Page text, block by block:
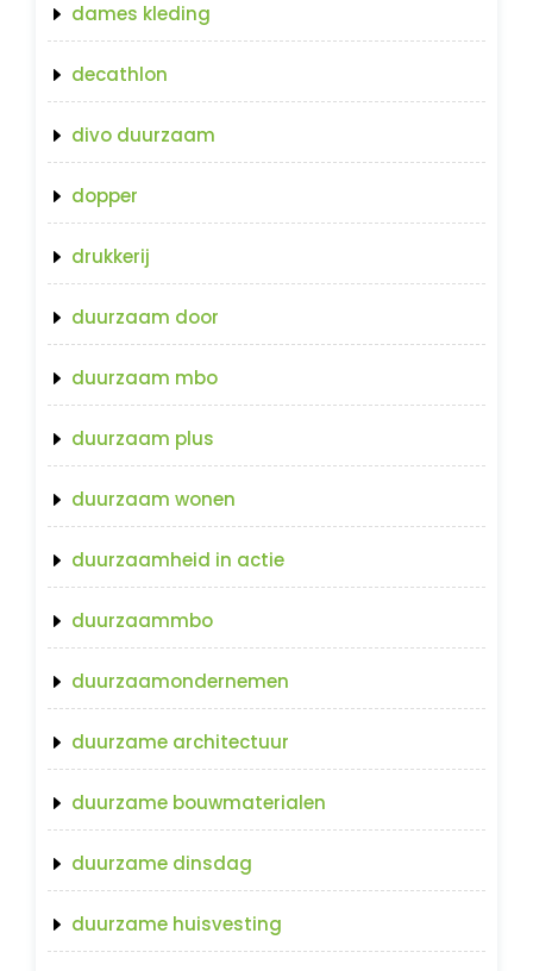
dames kleding
decathlon
divo duurzaam
dopper
drukkerij
duurzaam door
duurzaam mbo
duurzaam plus
duurzaam wonen
duurzaamheid in actie
duurzaammbo
duurzaamondernemen
duurzame architectuur
duurzame bouwmaterialen
duurzame dinsdag
duurzame huisvesting